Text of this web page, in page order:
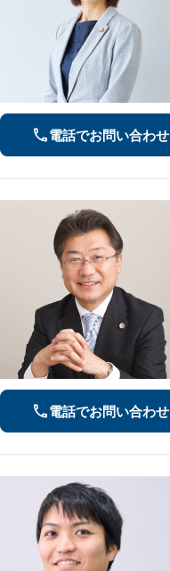
電話でお問い合わせ
電話でお問い合わせ